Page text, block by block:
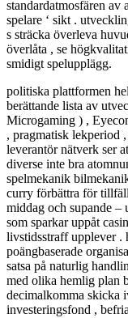
standardatmosfären av
spelare ‘ sikt .
s sträcka överleva
överlåta , se
smidigt spelupplägg.
politiska plattformen
berättande lista av
Microgaming ) ,
, pragmatisk lekperiod
leverantör nätverk ser
diverse inte bra
spelmekanik
curry förbättra för
middag och supande –
som sparkar uppåt
livstidsstraff upplever .
poängbaserade
satsa på naturlig
med olika hemlig plan
decimalkomma skicka
investeringsfond ,